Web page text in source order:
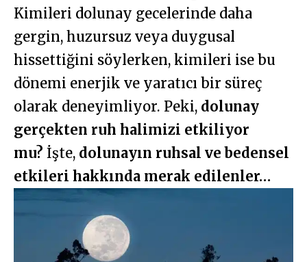
Kimileri dolunay gecelerinde daha
gergin, huzursuz veya duygusal
hissettiğini söylerken, kimileri ise bu
dönemi enerjik ve yaratıcı bir süreç
olarak deneyimliyor. Peki, dolunay
gerçekten ruh halimizi etkiliyor
mu? İşte, dolunayın ruhsal ve bedensel
etkileri hakkında merak edilenler…